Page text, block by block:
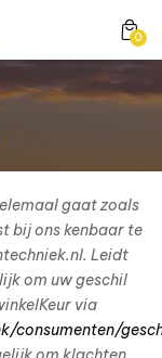
0
gaat zoals
bij ons kenbaar te
Leidt
om uw geschil
via
consumenten/